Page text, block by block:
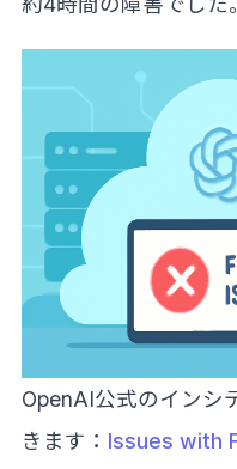
OpenAI公式のインシ
きます： Issues with